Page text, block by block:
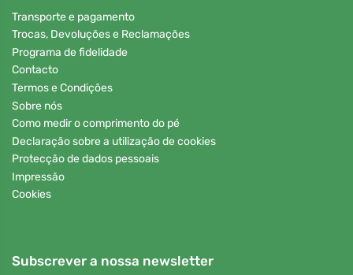
Transporte e pagamento
Trocas, Devoluções e Reclamações
Programa de fidelidade
Contacto
Termos e Condições
Sobre nós
Como medir o comprimento do pé
Declaração sobre a utilização de cookies
Protecção de dados pessoais
Impressão
Cookies
Subscrever a nossa newsletter